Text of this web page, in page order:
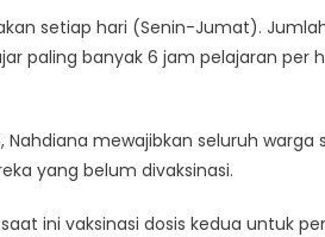
setiap hari (Senin-Jumat).
paling banyak 6 jam pelajaran per
Nahdiana mewajibkan seluruh
yang belum divaksinasi.
ini vaksinasi dosis kedua untuk